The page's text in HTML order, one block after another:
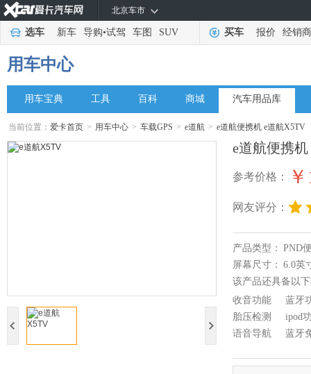
北京车市
选车 新车 导购•试驾 车图 SUV 买车 报价 经销商
用车中心
用车宝典 工具 百科 商城 汽车用品库
当前位置：爱卡首页 > 用车中心 > 车载GPS > e道航 > e道航便携机 e道航X5TV
e道航便携
参考价格：
网友评分：
产品类型： PND
屏幕尺寸： 6.0英
该产品还具备以
收音功能
蓝牙
胎压检测
ipod
语音导航
蓝牙